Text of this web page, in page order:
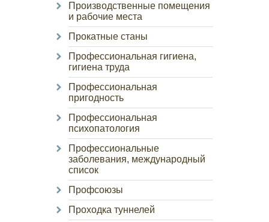
Производственные помещения
и рабочие места
Прокатные станы
Профессиональная гигиена,
гигиена труда
Профессиональная
пригодность
Профессиональная
психопатология
Профессиональные
заболевания, международный
список
Профсоюзы
Проходка туннелей